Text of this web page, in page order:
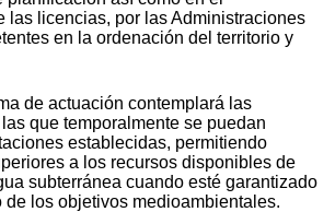
las licencias, por las Administraciones
en la ordenación del territorio y
de actuación contemplará las
que temporalmente se puedan
establecidas, permitiendo
a los recursos disponibles de
subterránea cuando esté garantizado
de los objetivos medioambientales.